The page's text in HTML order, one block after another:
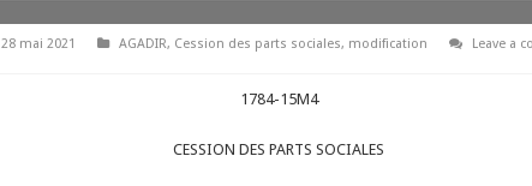
28 mai 2021 AGADIR, Cession des parts sociales, modification
Leave a
1784-15M4
CESSION DES PARTS SOCIALES